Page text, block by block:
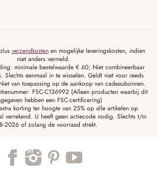
verzendkostenen mogelijke leveringskosten, indien
niet anders vermeld.
minimale bestelwaarde € 60; Niet combineerbaar
Slechts eenmaal in te wisselen. Geldt niet voor reeds
van toepassing op de aankoop van cadeaubonnen.
FSC-C136992 (Alleen producten waarbij dit
hebben een FSC-certificering)
korting ter hoogte van 25% op alle artikelen op
verrekend. U heeft geen actiecode nodig. Slechts t/m
2026 of zolang de voorraad strekt.